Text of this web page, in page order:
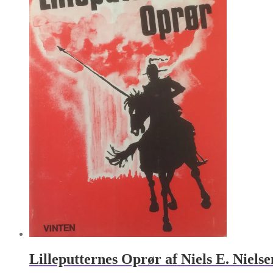
Lilleputternes Oprør af Niels E.